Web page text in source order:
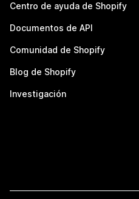
Centro de ayuda de Shopify
Documentos de API
Comunidad de Shopify
Blog de Shopify
Investigación